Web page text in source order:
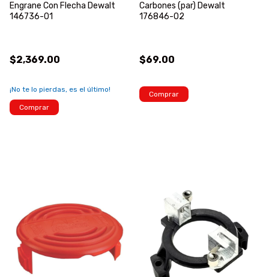
Engrane Con Flecha Dewalt
146736-01
$2,369.00
¡No te lo pierdas, es el último!
Comprar
Carbones (par) Dewalt
176846-02
$69.00
Comprar